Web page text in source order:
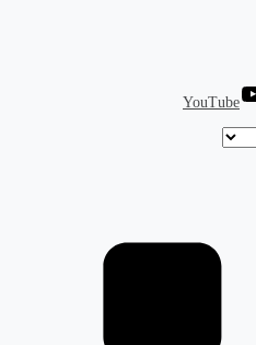
YouTube